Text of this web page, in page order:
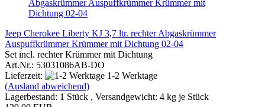
Jeep Cherokee Liberty KJ 3,7 ltr. rechter Abgaskrümmer
Auspuffkrümmer Krümmer mit Dichtung 02-04
Set incl. rechter Krümmer mit Dichtung
Art.Nr.: 53031086AB-DO
Lieferzeit:
1-2 Werktage
(Ausland abweichend)
Lagerbestand: 1 Stück , Versandgewicht: 4 kg je Stück